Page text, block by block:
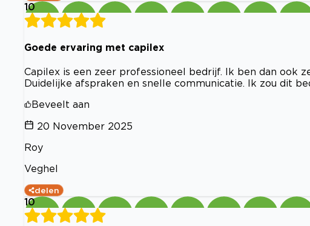
10
Goede ervaring met capilex
Capilex is een zeer professioneel bedrijf. Ik ben dan ook
Duidelijke afspraken en snelle communicatie. Ik zou dit
Beveelt aan
20 November 2025
Roy
Veghel
delen
10